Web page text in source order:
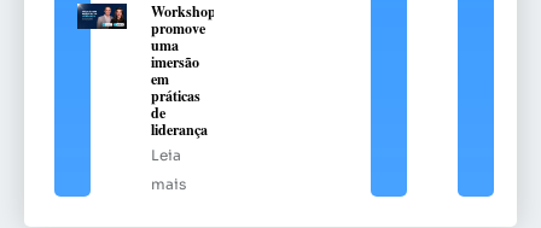
Workshop
promove
uma
imersão
em
práticas
de
liderança
Leia
mais